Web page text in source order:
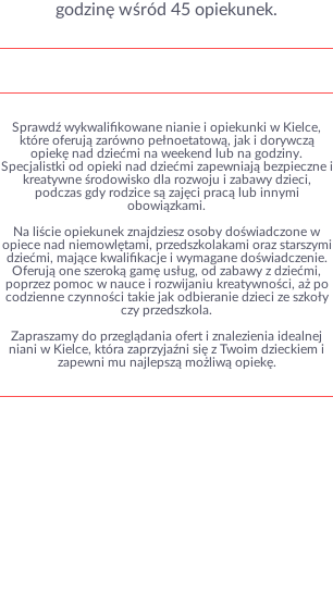
godzinę wśród 45 opiekunek.
Sprawdź wykwalifikowane nianie i opiekunki w Kielce,
które oferują zarówno pełnoetatową, jak i dorywczą
opiekę nad dziećmi na weekend lub na godziny.
Specjalistki od opieki nad dziećmi zapewniają bezpieczne i
kreatywne środowisko dla rozwoju i zabawy dzieci,
podczas gdy rodzice są zajęci pracą lub innymi
obowiązkami.
Na liście opiekunek znajdziesz osoby doświadczone w
opiece nad niemowlętami, przedszkolakami oraz starszymi
dziećmi, mające kwalifikacje i wymagane doświadczenie.
Oferują one szeroką gamę usług, od zabawy z dziećmi,
poprzez pomoc w nauce i rozwijaniu kreatywności, aż po
codzienne czynności takie jak odbieranie dzieci ze szkoły
czy przedszkola.
Zapraszamy do przeglądania ofert i znalezienia idealnej
niani w Kielce, która zaprzyjaźni się z Twoim dzieckiem i
zapewni mu najlepszą możliwą opiekę.